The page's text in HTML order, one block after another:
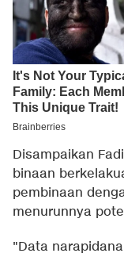
Disampaikan
binaan
pembinaan
menurunnya
"Data